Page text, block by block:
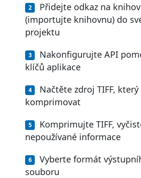
Přidejte odkaz na
(importujte knihovnu) do
projektu
Nakonfigurujte API
klíčů aplikace
Načtěte zdroj TIFF,
komprimovat
Komprimujte TIFF,
nepoužívané informace
Vyberte formát
souboru